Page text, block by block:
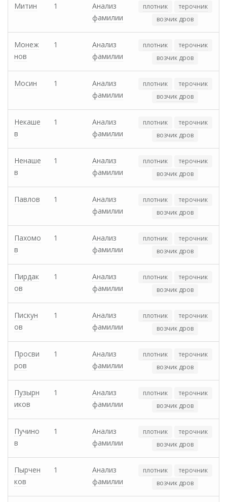
Митин 1
Анализ
фамилии
плотник
терочник
возчик дров
Монеж
нов
1
Анализ
фамилии
плотник
терочник
возчик дров
Мосин 1
Анализ
фамилии
плотник
терочник
возчик дров
Некаше
в
1
Анализ
фамилии
плотник
терочник
возчик дров
Ненаше
в
1
Анализ
фамилии
плотник
терочник
возчик дров
Павлов 1
Анализ
фамилии
плотник
терочник
возчик дров
Пахомо
в
1
Анализ
фамилии
плотник
терочник
возчик дров
Пирдак
ов
1
Анализ
фамилии
плотник
терочник
возчик дров
Пискун
ов
1
Анализ
фамилии
плотник
терочник
возчик дров
Просви
ров
1
Анализ
фамилии
плотник
терочник
возчик дров
Пузырн
иков
1
Анализ
фамилии
плотник
терочник
возчик дров
Пучино
в
1
Анализ
фамилии
плотник
терочник
возчик дров
Пырчен
ков
1
Анализ
фамилии
плотник
терочник
возчик дров